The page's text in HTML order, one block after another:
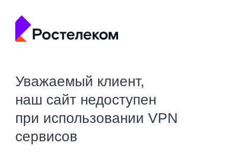
Уважаемый клиент,
наш сайт недоступен
при использовании VPN
сервисов